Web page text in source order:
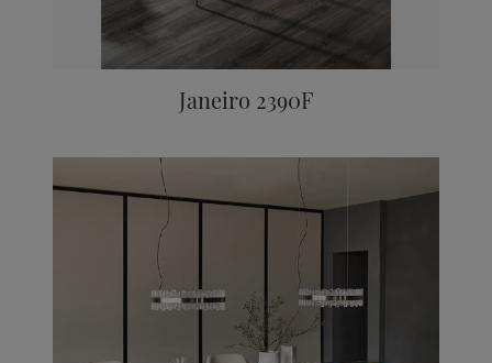
Janeiro 2390F